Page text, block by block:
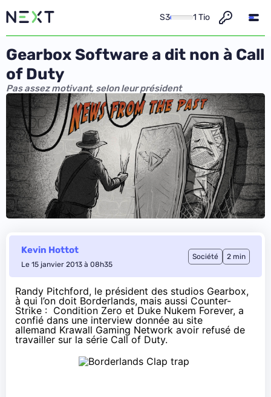
S3 1 Tio
Gearbox Software a dit non à Call
of Duty
Pas assez motivant, selon leur président
Kevin Hottot
Le 15 janvier 2013 à 08h35
Société 2 min
Randy Pitchford, le président des studios Gearbox,
à qui l’on doit Borderlands, mais aussi Counter-
Strike : Condition Zero et Duke Nukem Forever, a
confié dans une interview donnée au site
allemand Krawall Gaming Network avoir refusé de
travailler sur la série Call of Duty.